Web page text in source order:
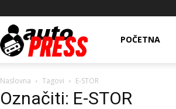
AutopressHRPOČETNA
Naslovna Tagovi E-STOR
Označiti: E-STOR